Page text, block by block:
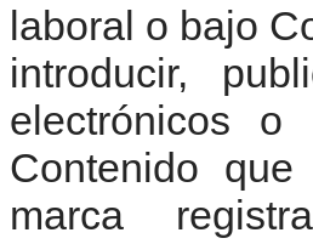
laboral o bajo
introducir,
electrónicos o
Contenido
marca